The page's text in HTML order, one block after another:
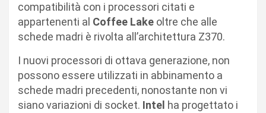
compatibilità con i processori citati e
appartenenti al Coffee Lake oltre che alle
schede madri è rivolta all’architettura Z370.
I nuovi processori di ottava generazione, non
possono essere utilizzati in abbinamento a
schede madri precedenti, nonostante non vi
siano variazioni di socket. Intel ha progettato i